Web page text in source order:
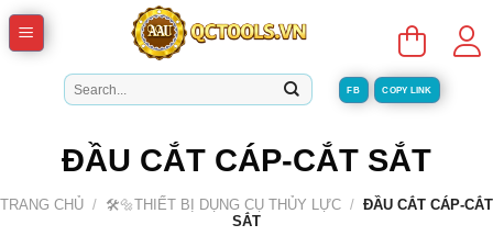
Skip
Tìm
kiếm:
FB COPY LINK
ĐẦU CẮT CÁP-CẮT SẮT
TRANG CHỦ / 🛠️🔩THIẾT BỊ DỤNG CỤ THỦY LỰC / ĐẦU CẮT CÁP-CẮT
SẮT